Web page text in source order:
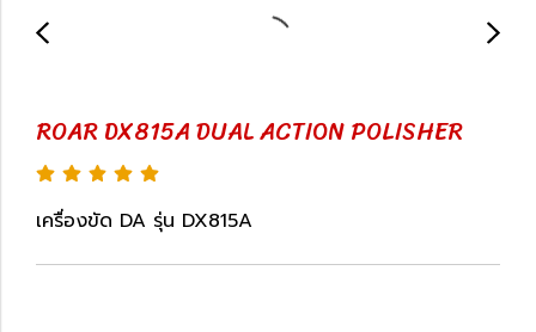
ROAR DX815A DUAL ACTION POLISHER
เครื่องขัด DA รุ่น DX815A